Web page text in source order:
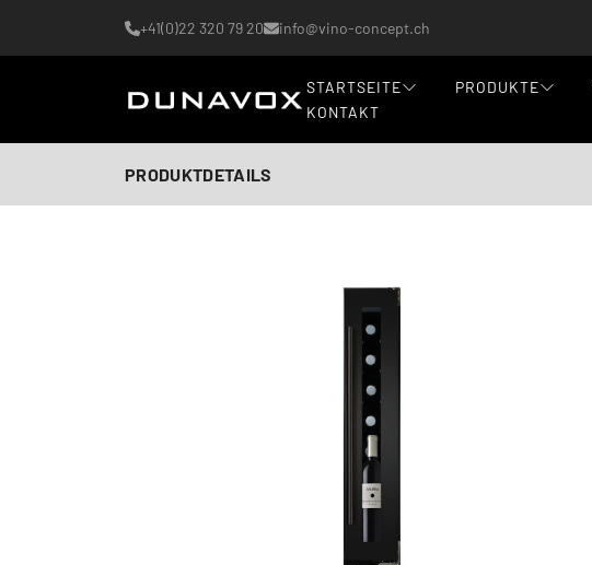
+41(0)22 320 79 20 info@vino-concept.ch
STARTSEITE PRODUKTE
KONTAKT
PRODUKTDETAILS